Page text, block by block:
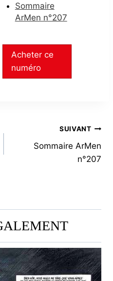
Sommaire
ArMen n°207
Acheter ce
numéro
SUIVANT
Sommaire ArMen
n°207